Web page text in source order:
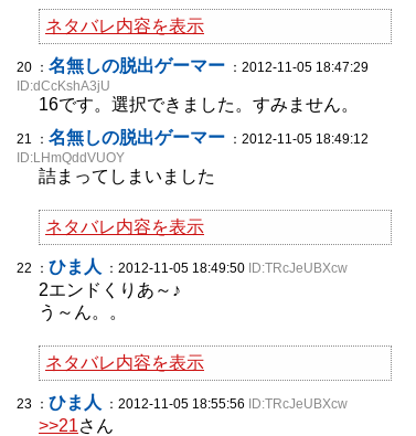
ネタバレ内容を表示
20 ： 名無しの脱出ゲーマー ：2012-11-05 18:47:29
ID:dCcKshA3jU
16です。選択できました。すみません。
21 ： 名無しの脱出ゲーマー ：2012-11-05 18:49:12
ID:LHmQddVUOY
詰まってしまいました
ネタバレ内容を表示
22 ： ひま人 ：2012-11-05 18:49:50 ID:TRcJeUBXcw
2エンドくりあ～♪
う～ん。。
ネタバレ内容を表示
23 ： ひま人 ：2012-11-05 18:55:56 ID:TRcJeUBXcw
>>21さん